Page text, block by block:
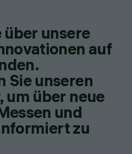
über unsere
auf
Sie unseren
um über neue
und
zu